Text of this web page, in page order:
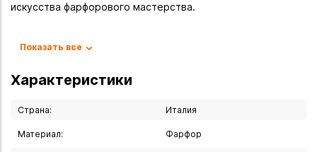
искусства фарфорового мастерства.
- Страна производства: Италия
- Производитель: S.V. DI SABADIN VITTORIO & C.
позолотой
Показать все
Характеристики
Страна: Италия
Материал: Фарфор